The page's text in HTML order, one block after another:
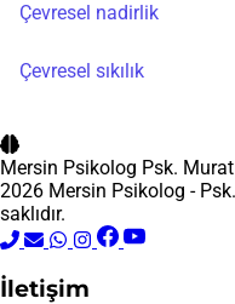
Çevresel nadirlik
Çevresel sıkılık
Mersin Psikolog Psk.
2026 Mersin Psikolog -
saklıdır.
İletişim